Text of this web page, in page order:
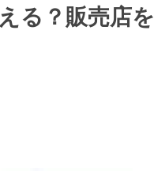
る？販売店を